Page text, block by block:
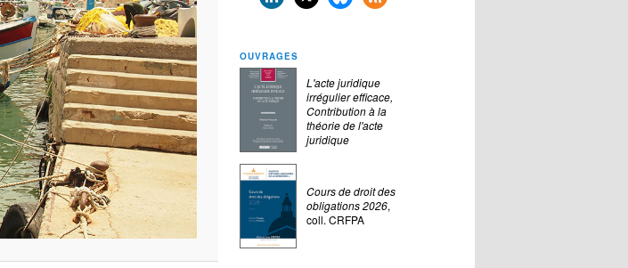
OUVRAGES
L'acte juridique
irrégulier efficace,
Contribution à la
théorie de l'acte
juridique
Cours de droit des
obligations 2026,
coll. CRFPA